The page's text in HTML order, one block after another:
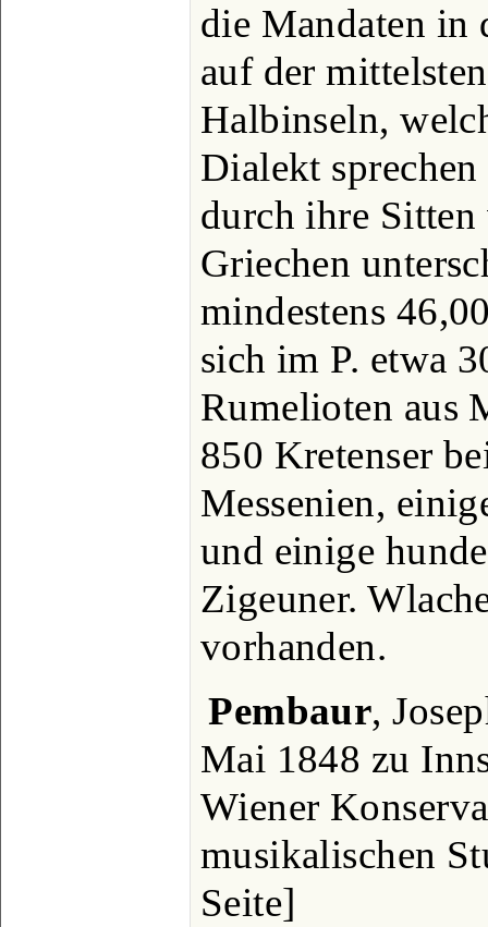
die Mandaten in
auf der
Halbinseln,
Dialekt
durch ihre
Griechen
mindestens
sich im P. etwa
Rumelioten aus
850 Kretenser
Messenien,
und einige
Zigeuner.
vorhanden.
Pembaur,
Mai 1848 zu
Wiener
musikalischen
Seite]